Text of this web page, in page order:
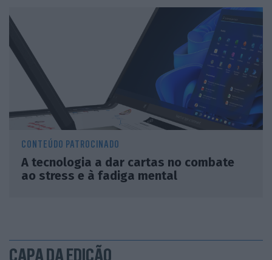
CONTEÚDO PATROCINADO
A tecnologia a dar cartas no combate
ao stress e à fadiga mental
CAPA DA EDIÇÃO